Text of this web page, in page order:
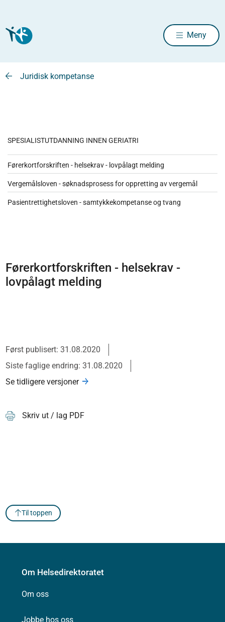
Meny
Juridisk kompetanse
SPESIALISTUTDANNING INNEN GERIATRI
Førerkortforskriften - helsekrav - lovpålagt melding
Vergemålsloven - søknadsprosess for oppretting av vergemål
Pasientrettighetsloven - samtykkekompetanse og tvang
Førerkortforskriften - helsekrav -
lovpålagt melding
Først publisert: 31.08.2020
Siste faglige endring: 31.08.2020
Se tidligere versjoner
Skriv ut / lag PDF
Til toppen
Om Helsedirektoratet
Om oss
Jobbe hos oss